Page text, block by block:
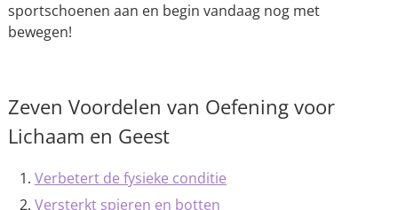
sportschoenen aan en begin vandaag nog met
bewegen!
Zeven Voordelen van Oefening voor
Lichaam en Geest
Verbetert de fysieke conditie
Versterkt spieren en botten